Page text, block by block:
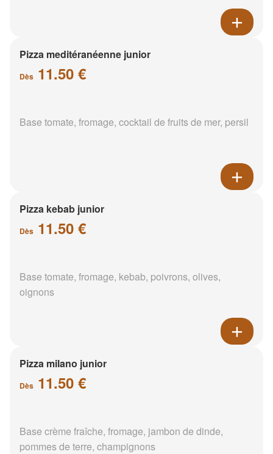
Pizza meditéranéenne junior
Dès 11.50 €
Base tomate, fromage, cocktail de fruits de mer, persil
Pizza kebab junior
Dès 11.50 €
Base tomate, fromage, kebab, poivrons, olives,
oignons
Pizza milano junior
Dès 11.50 €
Base crème fraîche, fromage, jambon de dinde,
pommes de terre, champignons